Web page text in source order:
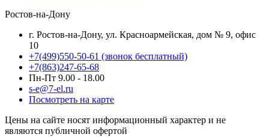
Ростов-на-Дону
г. Ростов-на-Дону, ул. Красноармейская, дом № 9, офис
10
+7(499)550-50-61 (звонок бесплатный)
+7(863)247-65-68
Пн-Пт 9.00 - 18.00
s-e@7-el.ru
Посмотреть на карте
Цены на сайте носят информационный характер и не
являются публичной офертой